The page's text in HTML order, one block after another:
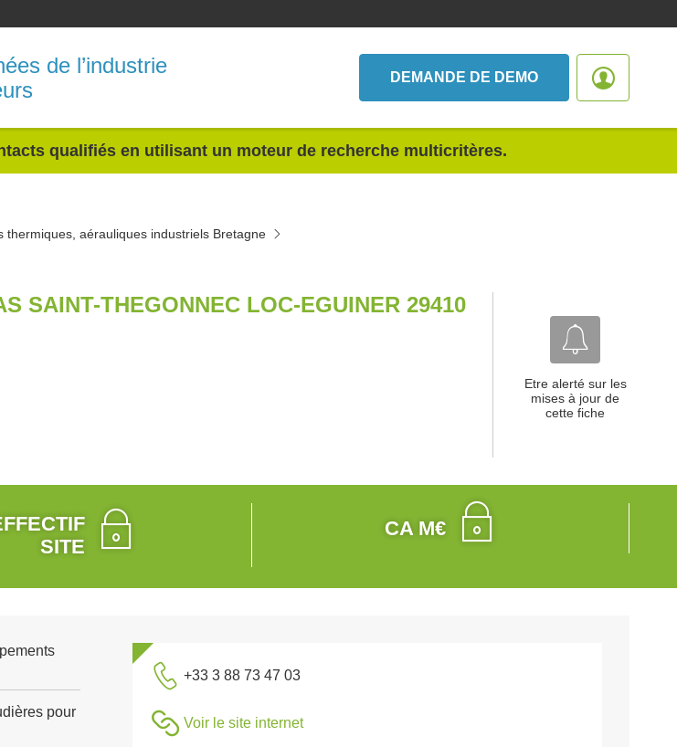
de l’industrie
DEMANDE DE DEMO
qualifiés en utilisant un moteur de recherche multicritères.
thermiques, aérauliques industriels Bretagne
SAINT-THEGONNEC LOC-EGUINER 29410
Etre alerté sur les
mises à jour de
cette fiche
SITE
CA M€
pour
+33 3 88 73 47 03
Voir le site internet